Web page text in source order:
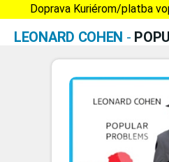
Doprava Kuriérom/platba
LEONARD COHEN -